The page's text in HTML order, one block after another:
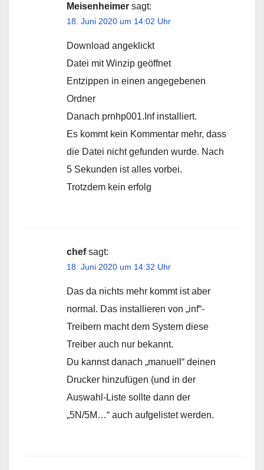
Meisenheimer sagt:
18. Juni 2020 um 14:02 Uhr
Download angeklickt
Datei mit Winzip geöffnet
Entzippen in einen angegebenen
Ordner
Danach prnhp001.Inf installiert.
Es kommt kein Kommentar mehr, dass
die Datei nicht gefunden wurde. Nach
5 Sekunden ist alles vorbei.
Trotzdem kein erfolg
chef sagt:
18. Juni 2020 um 14:32 Uhr
Das da nichts mehr kommt ist aber
normal. Das installieren von „inf“-
Treibern macht dem System diese
Treiber auch nur bekannt.
Du kannst danach „manuell“ deinen
Drucker hinzufügen (und in der
Auswahl-Liste sollte dann der
„5N/5M…“ auch aufgelistet werden.